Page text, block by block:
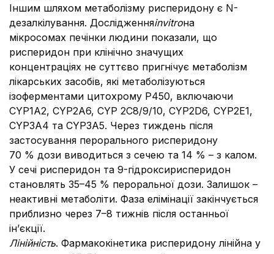
Іншим шляхом метаболізму рисперидону є N-
дезалкілування. Дослідженняinvitroна
мікросомах печінки людини показали, що
рисперидон при клінічно значущих
концентраціях не суттєво пригнічує метаболізм
лікарських засобів, які метаболізуються
ізоферментами цитохрому Р450, включаючи
CYP1A2, CYP2А6, CYP 2С8/9/10, CYP2D6, CYP2Е1,
CYP3А4 та CYP3А5. Через тиждень після
застосування перорального рисперидону
70 % дози виводиться з сечею та 14 % – з калом.
У сечі рисперидон та 9-гідроксирисперидон
становлять 35–45 % пероральної дози. Залишок –
неактивні метаболіти. Фаза елімінації закінчується
приблизно через 7–8 тижнів після останньої
ін’єкції.
Лінійність. Фармакокінетика рисперидону лінійна у